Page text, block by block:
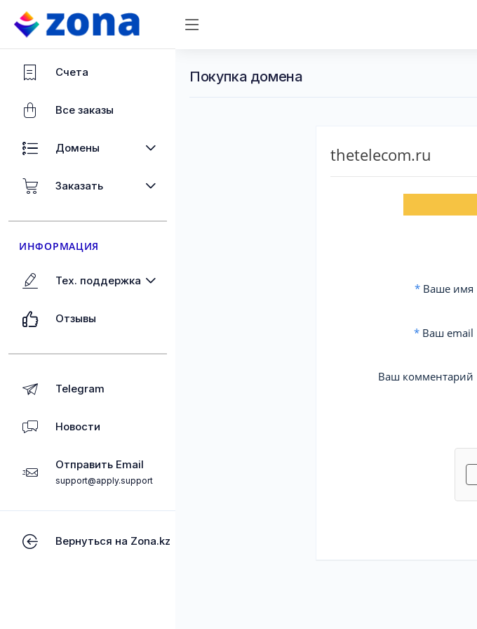
Счета
Все заказы
Домены
Заказать
ИНФОРМАЦИЯ
Тех. поддержка
Отзывы
Telegram
Новости
Отправить Email
support@apply.support
Вернуться на Zona.kz
Покупка домена
thetelecom.ru
*Ваше имя
*Ваш email
Ваш комментарий